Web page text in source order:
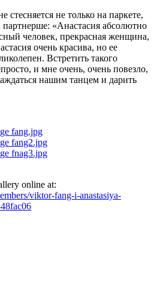
не только на паркете,
партнерше: «Анастасия абсолютно
человек, прекрасная женщина,
очень красива, но ее
Встретить такого
и мне очень, очень повезло,
нашим танцем и дарить
online at:
viktor-fang-i-anastasiya-